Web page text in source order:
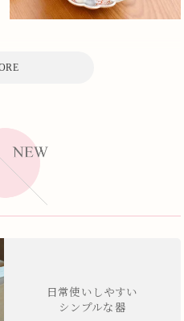
日常使いしやすい
シンプルな器